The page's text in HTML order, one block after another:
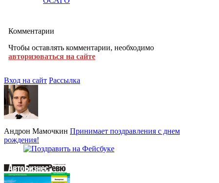
Комментарии
Чтобы оставлять комментарии, необходимо
авторизоваться на сайте
Вход на сайт Рассылка
Андрон Мамочкин Принимает поздравления с днем
рождения!